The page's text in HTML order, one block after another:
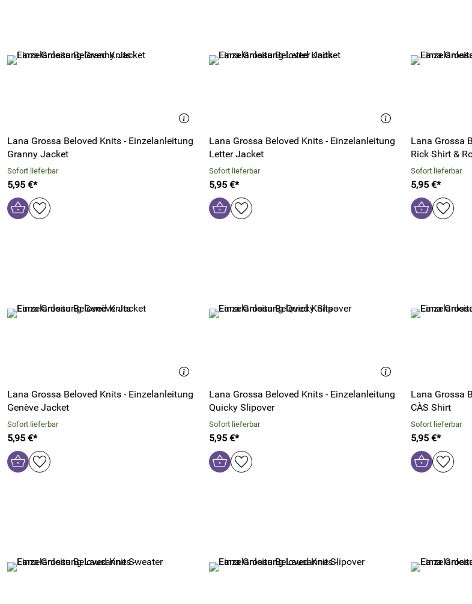
Lana Grossa Beloved Knits - Einzelanleitung
Granny Jacket
Sofort lieferbar
5,95 €*
Lana Grossa Beloved Knits - Einzelanleitung
Letter Jacket
Sofort lieferbar
5,95 €*
Lana Grossa
Rick Shirt &
Sofort lieferbar
5,95 €*
Lana Grossa Beloved Knits - Einzelanleitung
Genève Jacket
Sofort lieferbar
5,95 €*
Lana Grossa Beloved Knits - Einzelanleitung
Quicky Slipover
Sofort lieferbar
5,95 €*
Lana Grossa
CÀS Shirt
Sofort lieferbar
5,95 €*